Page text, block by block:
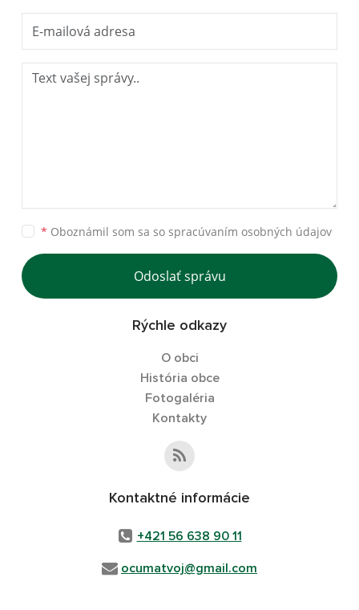
* Oboznámil som sa so spracúvaním osobných údajov
Odoslať správu
Rýchle odkazy
O obci
História obce
Fotogaléria
Kontakty
Kontaktné informácie
+421 56 638 90 11
ocumatvoj@gmail.com